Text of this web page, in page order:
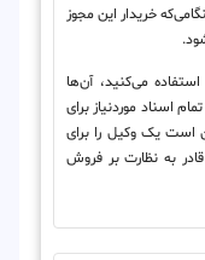
خریدار این مجوز
می‌کنید، آن‌ها
اسناد موردنیاز برای
است یک وکیل را برای
به نظارت بر فروش